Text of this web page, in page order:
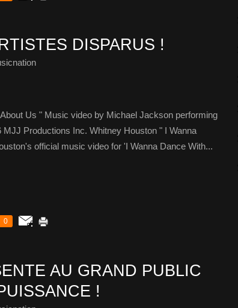
DISPARUS !
Us " Music video by Michael Jackson performing
Productions Inc. Whitney Houston " I Wanna
official music video for 'I Wanna Dance With...
0
AU GRAND PUBLIC
!